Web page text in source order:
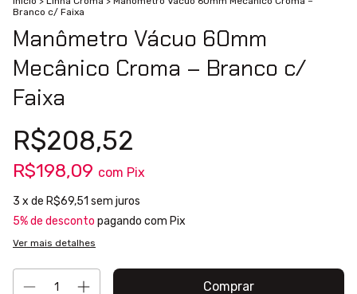
Branco c/ Faixa
Manômetro Vácuo 60mm
Mecânico Croma – Branco c/
Faixa
R$208,52
R$198,09 com Pix
3 x de R$69,51 sem juros
5% de desconto pagando com Pix
Ver mais detalhes